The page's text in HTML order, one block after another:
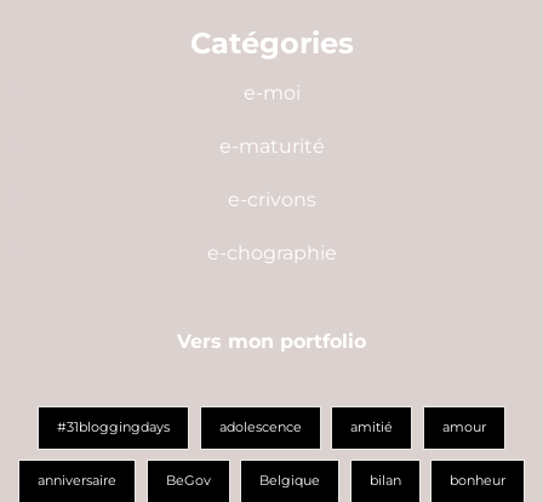
Catégories
e-moi
e-maturité
e-crivons
e-chographie
Vers mon portfolio
#31bloggingdays adolescence amitié amour
anniversaire BeGov Belgique bilan bonheur